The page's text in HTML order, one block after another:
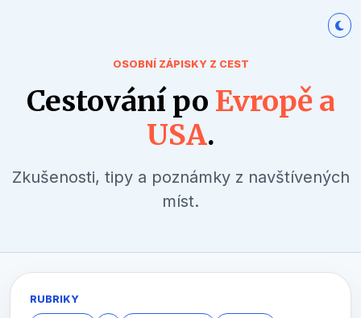
OSOBNÍ ZÁPISKY Z CEST
Cestování po Evropě a
USA.
Zkušenosti, tipy a poznámky z navštívených
míst.
RUBRIKY